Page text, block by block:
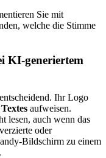
Sie mit
welche die Stimme
KI-generiertem
Ihr Logo
aufweisen.
lesen, auch wenn das
oder
Bildschirm zu einem